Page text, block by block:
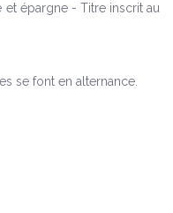
épargne - Titre inscrit au
se font en alternance.